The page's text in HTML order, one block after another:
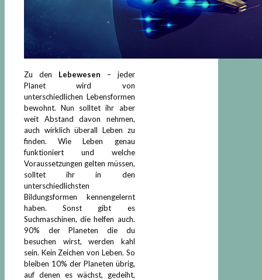
Zu den Lebewesen – jeder
Planet wird von
unterschiedlichen Lebensformen
bewohnt. Nun solltet ihr aber
weit Abstand davon nehmen,
auch wirklich überall Leben zu
finden. Wie Leben genau
funktioniert und welche
Voraussetzungen gelten müssen,
solltet ihr in den
unterschiedlichsten
Bildungsformen kennengelernt
haben. Sonst gibt es
Suchmaschinen, die helfen auch.
90% der Planeten die du
besuchen wirst, werden kahl
sein. Kein Zeichen von Leben. So
bleiben 10% der Planeten übrig,
auf denen es wächst, gedeiht,